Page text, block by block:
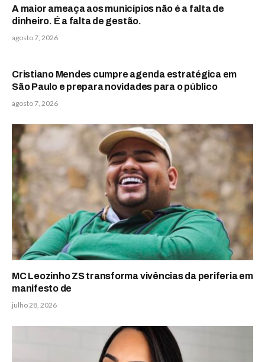
A maior ameaça aos municípios não é a falta de
dinheiro. É a falta de gestão.
agosto 7, 2026
Cristiano Mendes cumpre agenda estratégica em
São Paulo e prepara novidades para o público
agosto 7, 2026
MC Leozinho ZS transforma vivências da periferia em
manifesto de
julho 28, 2026